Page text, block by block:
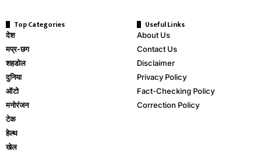
Top Categories
देश
मप्र-छग
शहडोल
दुनिया
ऑटो
मनोरंजन
टेक
हेल्थ
खेल
Useful Links
About Us
Contact Us
Disclaimer
Privacy Policy
Fact-Checking Policy
Correction Policy